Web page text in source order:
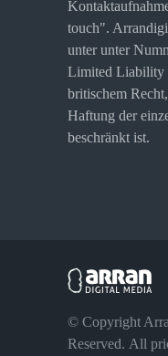
touch".
unter unter
Limited Liability
britischem
Haftung der
beschränkt ist.
© Copyright
Reserved. All